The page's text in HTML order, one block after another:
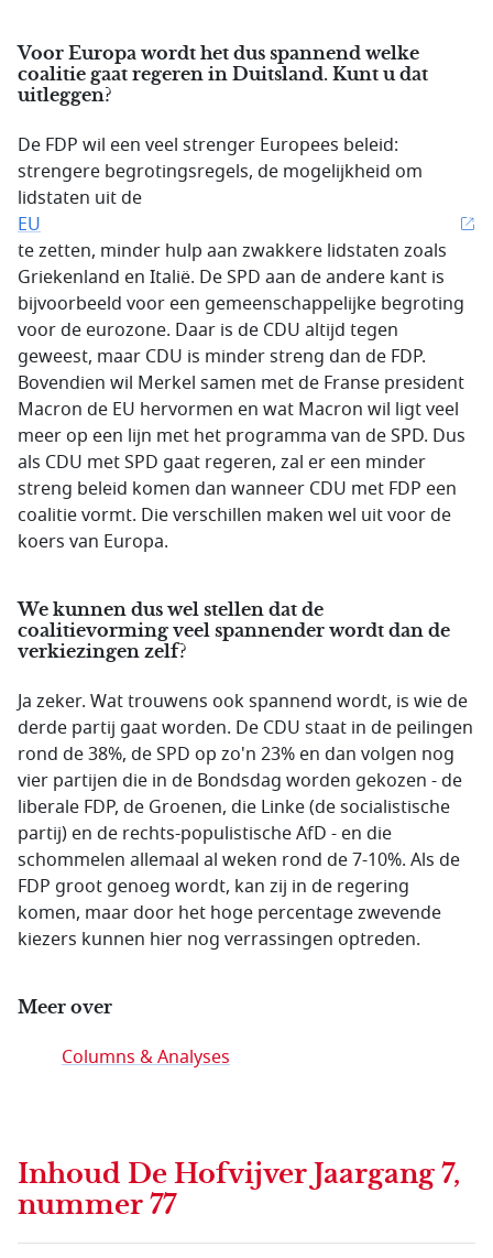
Voor Europa wordt het dus spannend welke
coalitie gaat regeren in Duitsland. Kunt u dat
uitleggen?
De FDP wil een veel strenger Europees beleid:
strengere begrotingsregels, de mogelijkheid om
lidstaten uit de
EU
te zetten, minder hulp aan zwakkere lidstaten zoals
Griekenland en Italië. De SPD aan de andere kant is
bijvoorbeeld voor een gemeenschappelijke begroting
voor de eurozone. Daar is de CDU altijd tegen
geweest, maar CDU is minder streng dan de FDP.
Bovendien wil Merkel samen met de Franse president
Macron de EU hervormen en wat Macron wil ligt veel
meer op een lijn met het programma van de SPD. Dus
als CDU met SPD gaat regeren, zal er een minder
streng beleid komen dan wanneer CDU met FDP een
coalitie vormt. Die verschillen maken wel uit voor de
koers van Europa.
We kunnen dus wel stellen dat de
coalitievorming veel spannender wordt dan de
verkiezingen zelf?
Ja zeker. Wat trouwens ook spannend wordt, is wie de
derde partij gaat worden. De CDU staat in de peilingen
rond de 38%, de SPD op zo'n 23% en dan volgen nog
vier partijen die in de Bondsdag worden gekozen - de
liberale FDP, de Groenen, die Linke (de socialistische
partij) en de rechts-populistische AfD - en die
schommelen allemaal al weken rond de 7-10%. Als de
FDP groot genoeg wordt, kan zij in de regering
komen, maar door het hoge percentage zwevende
kiezers kunnen hier nog verrassingen optreden.
Meer over
Columns & Analyses
Inhoud De Hofvijver Jaargang 7,
nummer 77